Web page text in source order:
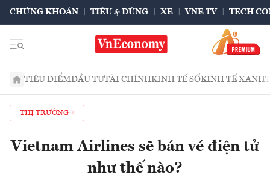
CHỨNG KHOÁN TIÊU & DÙNG XE VNE TV TECH
TIÊU ĐIỂMĐẦU TƯTÀI CHÍNHKINH TẾ SỐKINH TẾ XANH
THỊ TRƯỜNG
Vietnam Airlines sẽ bán vé điện tử
như thế nào?